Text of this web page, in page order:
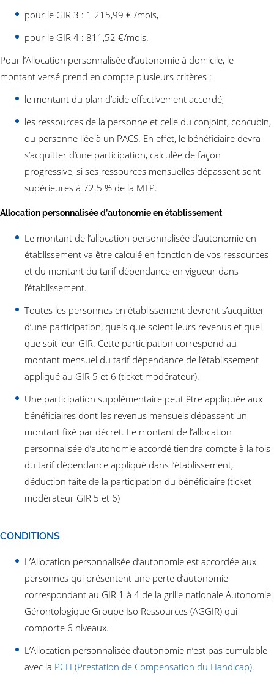
pour le GIR 3 : 1 215,99 € /mois,
pour le GIR 4 : 811,52 €/mois.
Pour l’Allocation personnalisée d’autonomie à domicile, le
montant versé prend en compte plusieurs critères :
le montant du plan d’aide effectivement accordé,
les ressources de la personne et celle du conjoint, concubin,
ou personne liée à un PACS. En effet, le bénéficiaire devra
s’acquitter d’une participation, calculée de façon
progressive, si ses ressources mensuelles dépassent sont
supérieures à 72.5 % de la MTP.
Allocation personnalisée d’autonomie en établissement
Le montant de l’allocation personnalisée d’autonomie en
établissement va être calculé en fonction de vos ressources
et du montant du tarif dépendance en vigueur dans
l’établissement.
Toutes les personnes en établissement devront s’acquitter
d’une participation, quels que soient leurs revenus et quel
que soit leur GIR. Cette participation correspond au
montant mensuel du tarif dépendance de l’établissement
appliqué au GIR 5 et 6 (ticket modérateur).
Une participation supplémentaire peut être appliquée aux
bénéficiaires dont les revenus mensuels dépassent un
montant fixé par décret. Le montant de l’allocation
personnalisée d’autonomie accordé tiendra compte à la fois
du tarif dépendance appliqué dans l’établissement,
déduction faite de la participation du bénéficiaire (ticket
modérateur GIR 5 et 6)
CONDITIONS
L’Allocation personnalisée d’autonomie est accordée aux
personnes qui présentent une perte d’autonomie
correspondant au GIR 1 à 4 de la grille nationale Autonomie
Gérontologique Groupe Iso Ressources (AGGIR) qui
comporte 6 niveaux.
L’Allocation personnalisée d’autonomie n’est pas cumulable
avec la PCH (Prestation de Compensation du Handicap).